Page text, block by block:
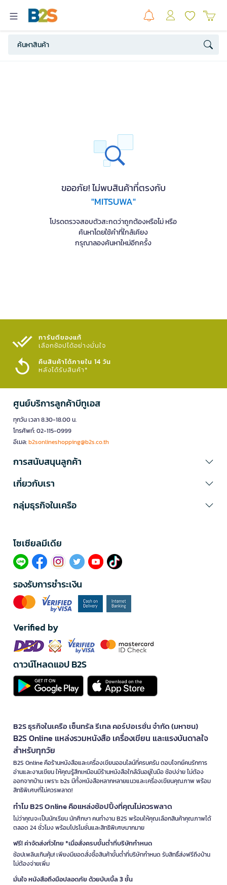
ขออภัย! ไม่พบสินค้าที่ตรงกับ
"MITSUWA"
โปรดตรวจสอบตัวสะกดว่าถูกต้องหรือไม่ หรือ
ค้นหาโดยใช้คำที่ใกล้เคียง
กรุณาลองค้นหาใหม่อีกครั้ง
การันตีของแท้
เลือกช้อปได้อย่างมั่นใจ​
คืนสินค้าได้ภายใน 14 วัน
หลังได้รับสินค้า*
ศูนย์บริการลูกค้าบีทูเอส
ทุกวัน เวลา 8.30-18.00 น.
โทรศัพท์: 02-115-0999
อีเมล:b2sonlineshopping@b2s.co.th
การสนับสนุนลูกค้า
เกี่ยวกับเรา
กลุ่มธุรกิจในเครือ
โซเซียลมีเดีย​
รองรับการชำระเงิน
Verified by
ดาวน์โหลดแอป B2S
B2S ธุรกิจในเครือ เซ็นทรัล รีเทล คอร์ปอเรชั่น จำกัด (มหาชน)
B2S Online แหล่งรวมหนังสือ เครื่องเขียน และแรงบันดาลใจ
สำหรับทุกวัย
B2S Online คือร้านหนังสือและเครื่องเขียนออนไลน์ที่ครบครัน ตอบโจทย์คนรักการ
อ่านและงานเขียน ให้คุณรู้สึกเหมือนมีร้านหนังสือใกล้ฉันอยู่ในมือ ช้อปง่าย ไม่ต้อง
ออกจากบ้าน เพราะ b2s มีทั้งหนังสือหลากหลายแนวและเครื่องเขียนคุณภาพ พร้อม
สิทธิพิเศษที่ไม่ควรพลาด!
ทำไม B2S Online คือแหล่งช้อปปิ้งที่คุณไม่ควรพลาด
ไม่ว่าคุณจะเป็นนักเรียน นักศึกษา คนทำงาน B2S พร้อมให้คุณเลือกสินค้าคุณภาพได้
ตลอด 24 ชั่วโมง พร้อมโปรโมชั่นและสิทธิพิเศษมากมาย
ฟรี! ค่าจัดส่งทั่วไทย *เมื่อสั่งครบขั้นต่ำที่บริษัทกำหนด
ช้อปเพลินเกินคุ้ม! เพียงมียอดสั่งซื้อสินค้าขั้นต่ำที่บริษัทกำหนด รับสิทธิ์ส่งฟรีถึงบ้าน
ไม่ต้องจ่ายเพิ่ม
มั่นใจ หนังสือถึงมือปลอดภัย ด้วยบับเบิ้ล 3 ชั้น